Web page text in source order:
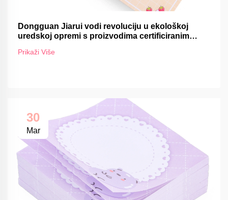
Dongguan Jiarui vodi revoluciju u ekološkoj
uredskoj opremi s proizvodima certificiranim
Prikaži Više
30
Mar